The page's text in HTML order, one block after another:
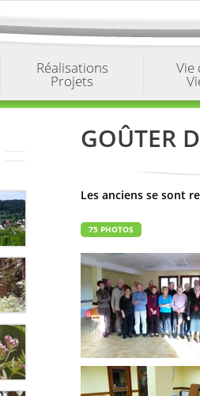
Réalisations
Projets
Vie
GOÛTER
Les anciens se sont
75 PHOTOS